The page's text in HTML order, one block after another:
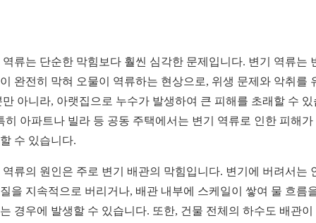
역류는 단순한 막힘보다 훨씬 심각한 문제입니다. 변기 역류는
완전히 막혀 오물이 역류하는 현상으로, 위생 문제와 악취를
만 아니라, 아랫집으로 누수가 발생하여 큰 피해를 초래할 수 있
히 아파트나 빌라 등 공동 주택에서는 변기 역류로 인한 피해가
수 있습니다.
역류의 원인은 주로 변기 배관의 막힘입니다. 변기에 버려서는
을 지속적으로 버리거나, 배관 내부에 스케일이 쌓여 물 흐름
경우에 발생할 수 있습니다. 또한, 건물 전체의 하수도 배관이